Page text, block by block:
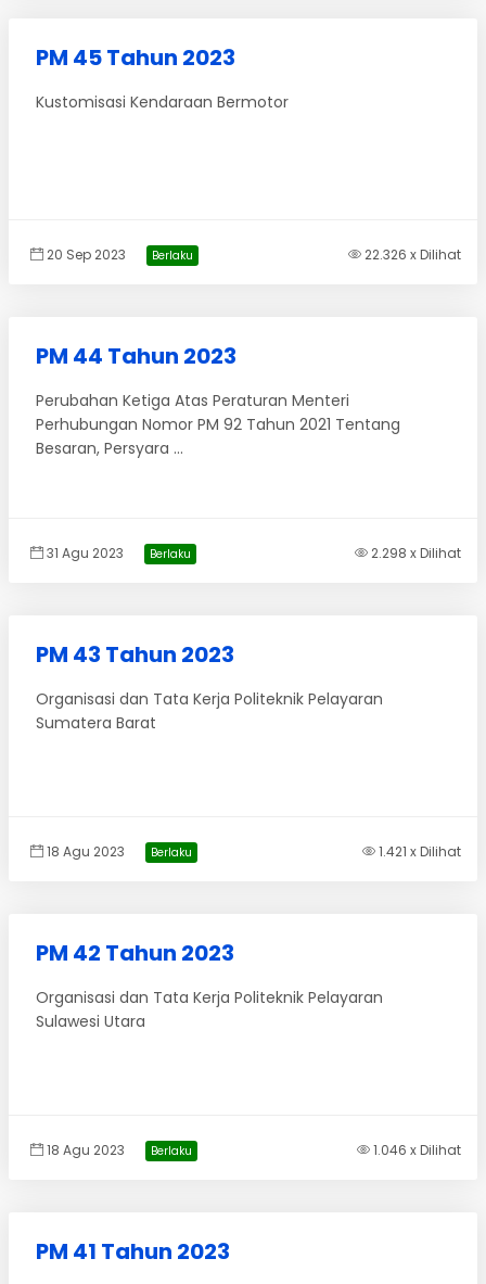
PM 45 Tahun 2023
Kustomisasi Kendaraan Bermotor
20 Sep 2023 Berlaku 22.326 x Dilihat
PM 44 Tahun 2023
Perubahan Ketiga Atas Peraturan Menteri
Perhubungan Nomor PM 92 Tahun 2021 Tentang
Besaran, Persyara ...
31 Agu 2023 Berlaku 2.298 x Dilihat
PM 43 Tahun 2023
Organisasi dan Tata Kerja Politeknik Pelayaran
Sumatera Barat
18 Agu 2023 Berlaku 1.421 x Dilihat
PM 42 Tahun 2023
Organisasi dan Tata Kerja Politeknik Pelayaran
Sulawesi Utara
18 Agu 2023 Berlaku 1.046 x Dilihat
PM 41 Tahun 2023